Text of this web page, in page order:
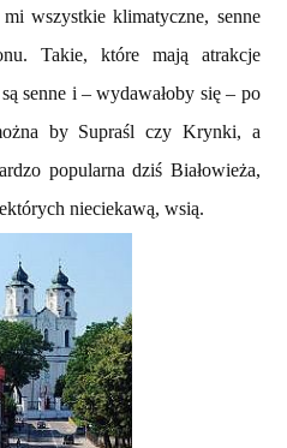
wszystkie klimatyczne, senne
Takie, które mają atrakcje
senne i – wydawałoby się – po
by Supraśl czy Krynki, a
popularna dziś Białowieża,
nieciekawą, wsią.